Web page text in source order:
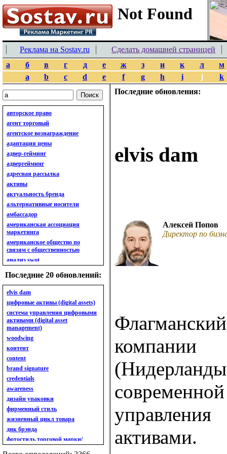
Реклама на Sostav.ru
Сделать домашней страницей
а
б в г д е ж з и к л
м
a
b c d e f g h i j k
авторское право
агент торговый
агентское вознаграждение
адаптация цены
адвер-гейминг
адвергейминг
адресная рассылка
активы
актуальность бренда
альтернативные носители
амбассадор
американская ассоциация
маркетинга
американское общество по
связям с общественностью
анализ swot
анализ бизнес-портфеля
анализ имиджа
анализ кластерный
анализ конкурентов
анализ кросс-культурных
особенностей
анализ мак кинси «7s»
анализ макросистемы
анализ маркетинговый
анализ рынка
анализ ситуационный
анализ экспертный
индивидуальный
анкета
ассортимент
ассортимент товарный.
планирование товарного
ассортимента
ассортимент. глубина
Последние 20 обновлений:
elvis dam
цифровые активы (digital assets)
система управления цифровыми
активами (digital asset
management)
woodwing
контент
content
brand signature
credentials
awareness
дизайн упаковки
фирменный стиль
жизненный цикл товара
днк брэнда
фотостиль торговой марки/
линейки продукции
Последние обновления:
elvis dam
Алексей Попов
Директор по